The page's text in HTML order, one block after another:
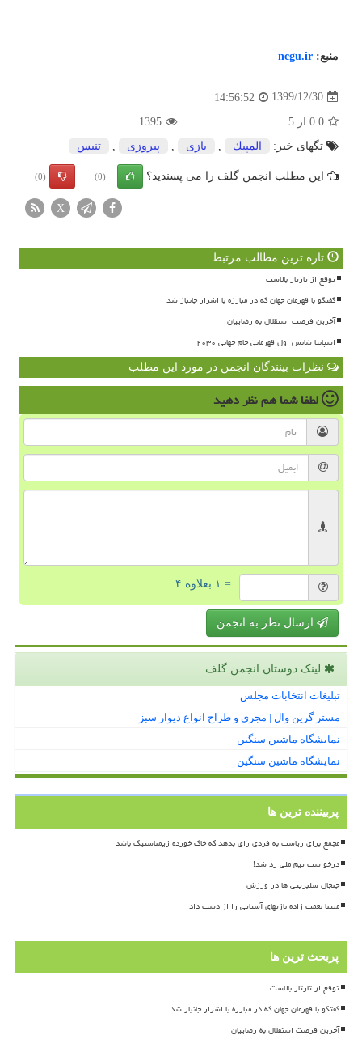
منبع: ncgu.ir
1399/12/30
14:56:52
0.0 از 5
1395
تگهای خبر:
المپیك بازی پیروزی تنیس
این مطلب انجمن گلف را می پسندید؟ (0)
(0)
X
تازه ترین مطالب مرتبط
توقع از تارتار بالاست
گفتگو با قهرمان جهان که در مبارزه با اشرار جانباز شد
آخرین فرصت استقلال به رضاییان
اسپانیا شانس اول قهرمانی جام جهانی ۲۰۳۰
نظرات بینندگان انجمن در مورد این مطلب
لطفا شما همنظر دهید
= ۱ بعلاوه ۴
ارسال نظر به انجمن
لینک دوستان انجمن گلف
تبلیغات انتخابات مجلس
مستر گرین وال | مجری و طراح انواع دیوار سبز
نمایشگاه ماشین سنگین
نمایشگاه ماشین سنگین
پربیننده ترین ها
مجمع برای ریاست به فردی رای بدهد که خاک خورده ژیمناستیک باشد
درخواست تیم ملی رد شد!
جنجال سلبریتی ها در ورزش
مبینا نعمت زاده بازیهای آسیایی را از دست داد
پربحث ترین ها
توقع از تارتار بالاست
گفتگو با قهرمان جهان که در مبارزه با اشرار جانباز شد
آخرین فرصت استقلال به رضاییان